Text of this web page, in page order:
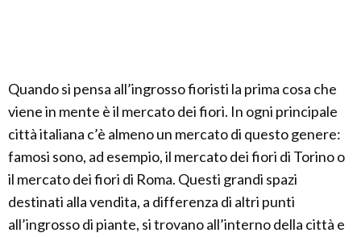
Quando si pensa all’ingrosso fioristi la prima cosa che
viene in mente è il mercato dei fiori. In ogni principale
città italiana c’è almeno un mercato di questo genere:
famosi sono, ad esempio, il mercato dei fiori di Torino o
il mercato dei fiori di Roma. Questi grandi spazi
destinati alla vendita, a differenza di altri punti
all’ingrosso di piante, si trovano all’interno della città e